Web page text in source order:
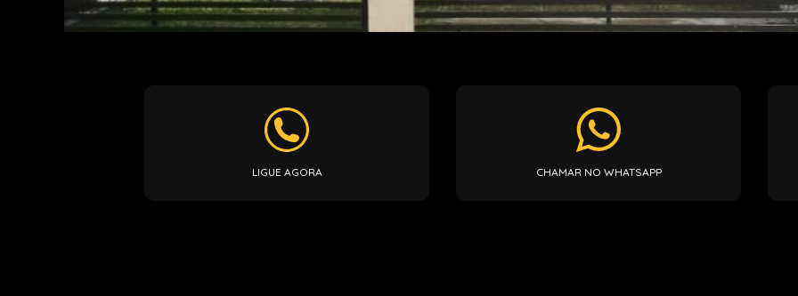
LIGUE AGORA CHAMAR NO WHATSAPP